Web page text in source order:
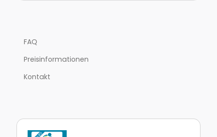
FAQ
Preisinformationen
Kontakt